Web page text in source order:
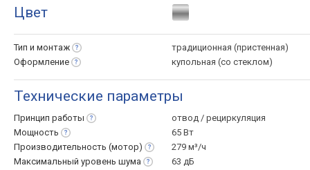
Цвет
Тип и монтаж
традиционная (пристенная)
Оформление
купольная (со стеклом)
Технические параметры
Принцип работы
отвод / рециркуляция
Мощность
65 Вт
Производительность (мотор)
279 м³/ч
Максимальный уровень шума
63 дБ